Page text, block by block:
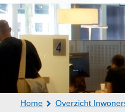
Home Overzicht